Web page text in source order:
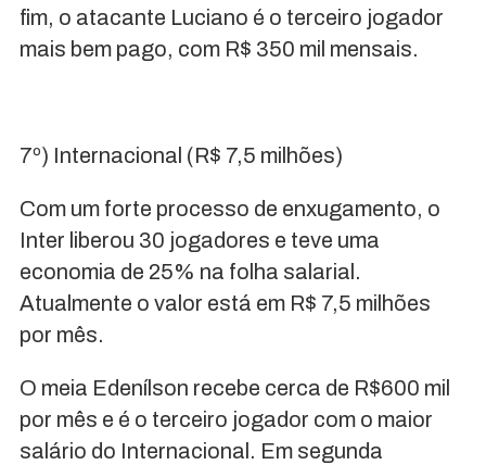
fim, o atacante Luciano é o terceiro jogador
mais bem pago, com R$ 350 mil mensais.
7º) Internacional (R$ 7,5 milhões)
Com um forte processo de enxugamento, o
Inter liberou 30 jogadores e teve uma
economia de 25% na folha salarial.
Atualmente o valor está em R$ 7,5 milhões
por mês.
O meia Edenílson recebe cerca de R$600 mil
por mês e é o terceiro jogador com o maior
salário do Internacional. Em segunda